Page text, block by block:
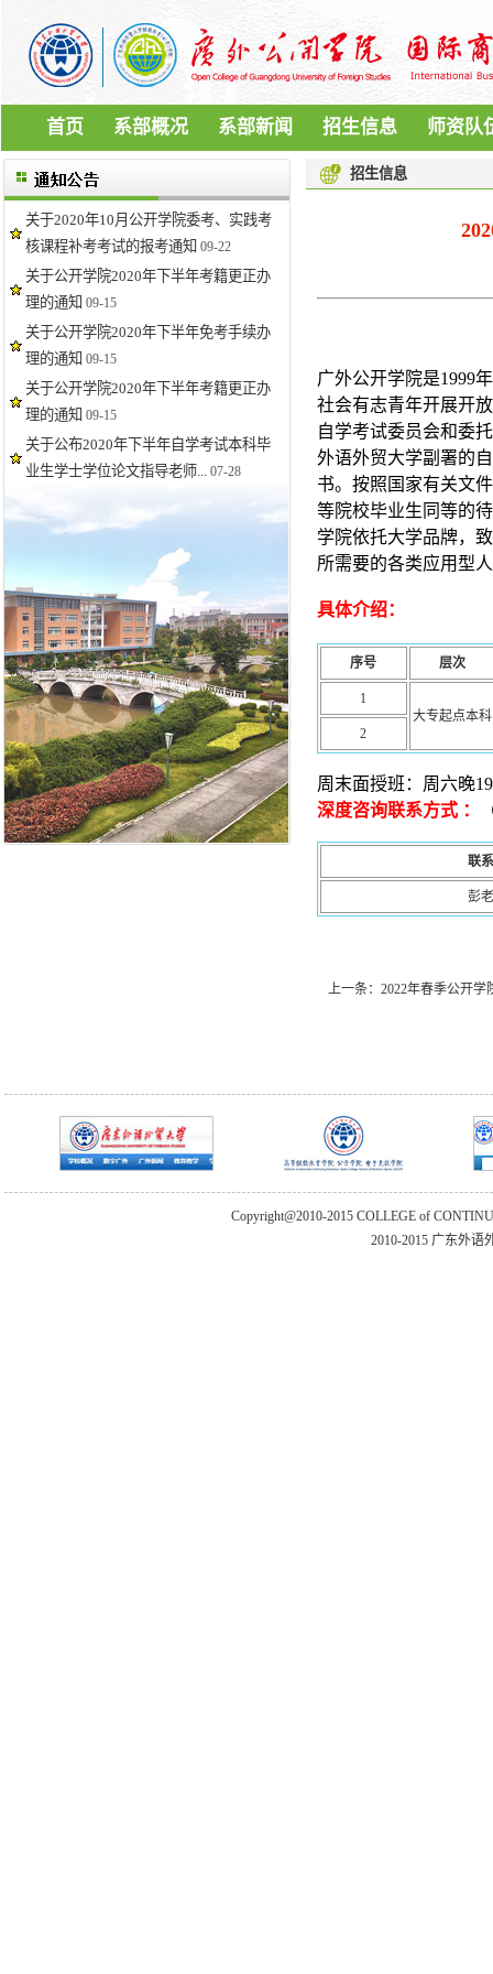
首页 系部概况 系部新闻 招生信息 师资队
关于2020年10月公开学院委考、实践考
核课程补考考试的报考通知 09-22
关于公开学院2020年下半年考籍更正办
理的通知 09-15
关于公开学院2020年下半年免考手续办
理的通知 09-15
关于公开学院2020年下半年考籍更正办
理的通知 09-15
关于公布2020年下半年自学考试本科毕
业生学士学位论文指导老师... 07-28
招生信息
广外公开学院是1999
社会有志青年开展开
自学考试委员会和委
外语外贸大学副署的
书。按照国家有关文
等院校毕业生同等的
学院依托大学品牌，
所需要的各类应用型
具体介绍：
序号 层次
1
大专起点本科
2
周末面授班：周六晚
深度咨询联系方式 ：
联
彭
上一条： 2022年春季公开
Copyright@2010-2015 COLLEGE of
2010-2015 广东外语